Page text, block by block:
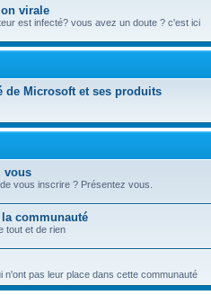
virale
est infecté? vous avez un doute ? c'est ici
de Microsoft et ses produits
vous
vous inscrire ? Présentez vous.
la communauté
tout et de rien
n'ont pas leur place dans cette communauté